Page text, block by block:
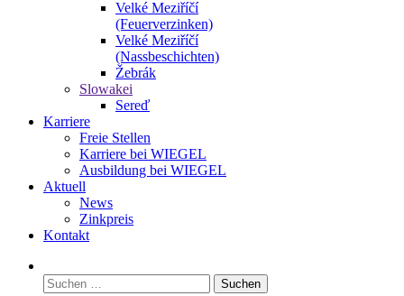
Velké Meziříčí
(Feuerverzinken)
Velké Meziříčí
(Nassbeschichten)
Žebrák
Slowakei
Sereď
Karriere
Freie Stellen
Karriere bei WIEGEL
Ausbildung bei WIEGEL
Aktuell
News
Zinkpreis
Kontakt
Suchen